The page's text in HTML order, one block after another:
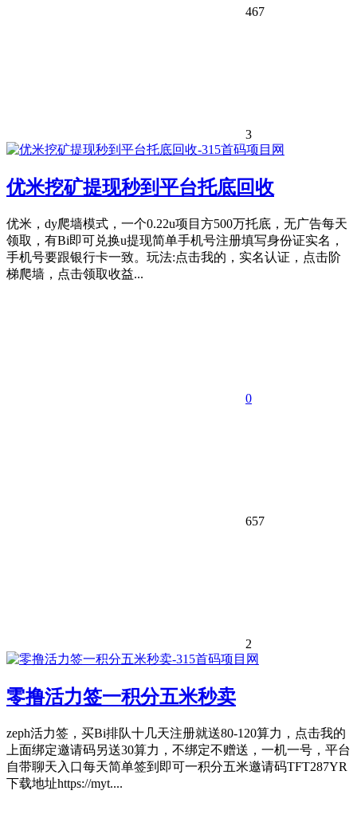
467
3
优米挖矿提现秒到平台托底回收
优米，dy爬墙模式，一个0.22u项目方500万托底，无广告每天
领取，有Bi即可兑换u提现简单手机号注册填写身份证实名，
手机号要跟银行卡一致。玩法:点击我的，实名认证，点击阶
梯爬墙，点击领取收益...
0
657
2
零撸活力签一积分五米秒卖
zeph活力签，买Bi排队十几天注册就送80-120算力，点击我的
上面绑定邀请码另送30算力，不绑定不赠送，一机一号，平台
自带聊天入口每天简单签到即可一积分五米邀请码TFT287YR
下载地址https://myt....